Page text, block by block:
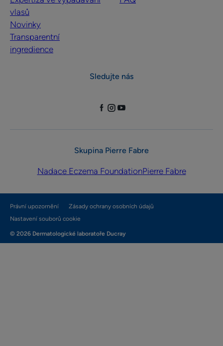
vlasů
Novinky
Transparentní
ingredience
Sledujte nás
Skupina Pierre Fabre
Nadace Eczema FoundationPierre Fabre
Právní upozornění
Zásady ochrany osobních údajů
Nastavení souborů cookie
© 2026 Dermatologické laboratoře Ducray